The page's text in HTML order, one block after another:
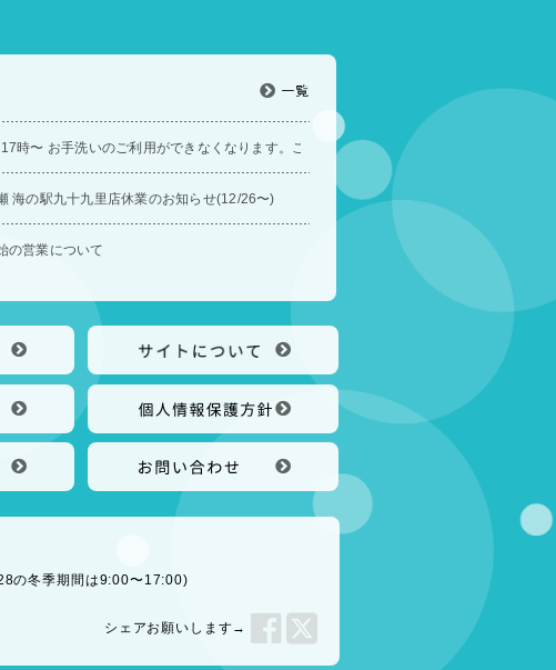
一覧
時〜 お手洗いのご利用ができなくなります。ご迷惑をおかけいたします。
海の駅九十九里店休業のお知らせ(12/26〜)
の営業について
の冬季期間は9:00〜17:00)
シェアお願いします→